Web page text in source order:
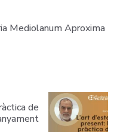
Mediolanum Aproxima
de